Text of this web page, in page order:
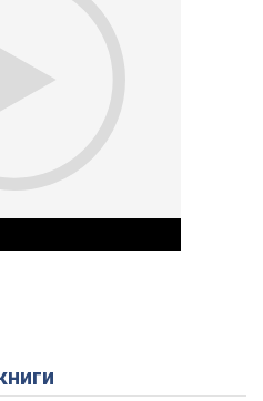
Play Video